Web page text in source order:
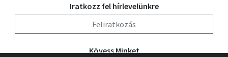
Iratkozz fel hírlevelünkre
Feliratkozás
Kövess Minket